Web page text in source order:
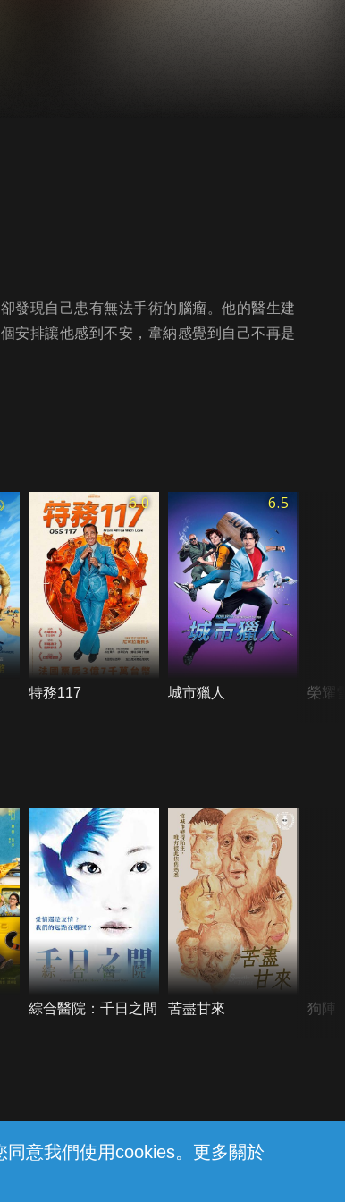
意我們使用cookies。更多關於
發現自己患有無法手術的腦瘤。他的醫生建
安排讓他感到不安，韋納感覺到自己不再是
6.0
特務117
6.5
城市獵人 榮耀
綜合醫院：千日之間 苦盡甘來 狗陣